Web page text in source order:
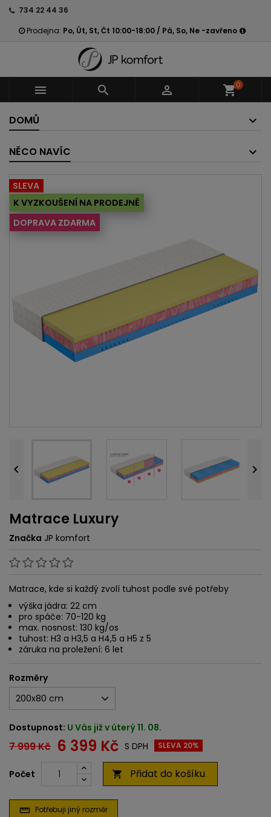
734 22 44 36
Prodejna: Po, Út, St, Čt 10:00-18:00 / Pá, So, Ne -zavřeno
   shopping_cart0
DOMŮ
NĚCO NAVÍC
SLEVA
K VYZKOUŠENÍ NA PRODEJNĚ
DOPRAVA ZDARMA
 
Matrace Luxury
Značka JP komfort
Matrace, kde si každý zvolí tuhost podle své potřeby
výška jádra: 22 cm
pro spáče: 70-120 kg
max. nosnost: 130 kg/os
tuhost: H3 a H3,5 a H4,5 a H5 z 5
záruka na proležení: 6 let
Rozměry
Dostupnost: U Vás již v úterý 11. 08.
7 999 Kč 6 399 Kč S DPH SLEVA 20%
Počet  Přidat do košíku
straighten Potřebuji jiný rozměr